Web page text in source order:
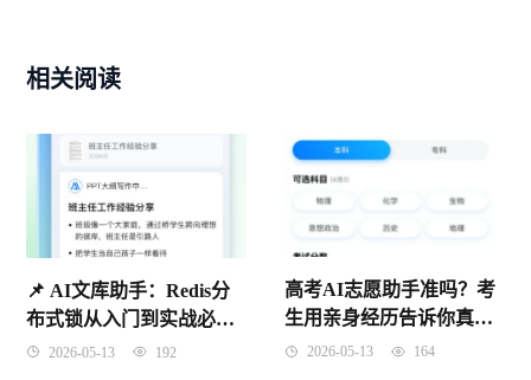
相关阅读
📌 ​AI文库助手：Redis分
布式锁从入门到实战必知
要点2026-05-13 192
高考AI志愿助手准吗？考
生用亲身经历告诉你真实
答案2026-05-13 164